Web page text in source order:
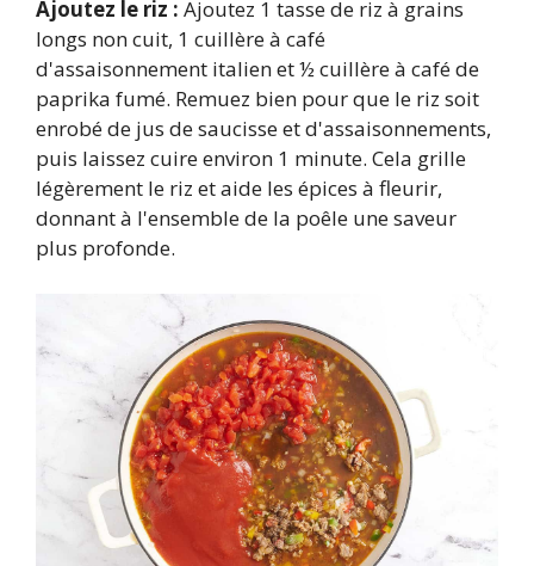
Ajoutez le riz : Ajoutez 1 tasse de riz à grains
longs non cuit, 1 cuillère à café
d'assaisonnement italien et ½ cuillère à café de
paprika fumé. Remuez bien pour que le riz soit
enrobé de jus de saucisse et d'assaisonnements,
puis laissez cuire environ 1 minute. Cela grille
légèrement le riz et aide les épices à fleurir,
donnant à l'ensemble de la poêle une saveur
plus profonde.